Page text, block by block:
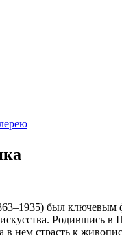
был ключевым
Родившись
в нем страсть к